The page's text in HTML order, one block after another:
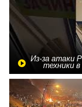
Из-за атаки
техники